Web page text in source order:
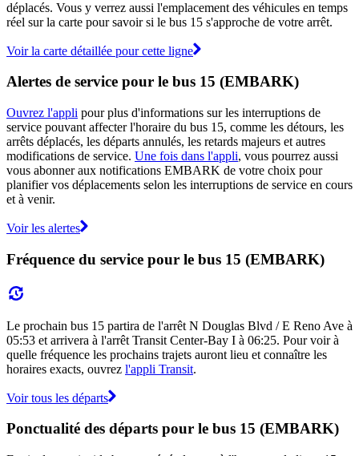
déplacés. Vous y verrez aussi l'emplacement des véhicules en temps
réel sur la carte pour savoir si le bus 15 s'approche de votre arrêt.
Voir la carte détaillée pour cette ligne
Alertes de service pour le bus 15 (EMBARK)
Ouvrez l'appli pour plus d'informations sur les interruptions de
service pouvant affecter l'horaire du bus 15, comme les détours, les
arrêts déplacés, les départs annulés, les retards majeurs et autres
modifications de service. Une fois dans l'appli, vous pourrez aussi
vous abonner aux notifications EMBARK de votre choix pour
planifier vos déplacements selon les interruptions de service en cours
et à venir.
Voir les alertes
Fréquence du service pour le bus 15 (EMBARK)
Le prochain bus 15 partira de l'arrêt N Douglas Blvd / E Reno Ave à
05:53 et arrivera à l'arrêt Transit Center-Bay I à 06:25. Pour voir à
quelle fréquence les prochains trajets auront lieu et connaître les
horaires exacts, ouvrez l'appli Transit.
Voir tous les départs
Ponctualité des départs pour le bus 15 (EMBARK)